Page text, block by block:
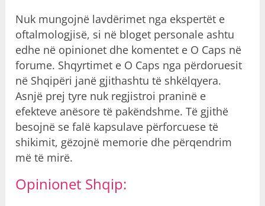
Nuk mungojnë lavdërimet nga ekspertët e
oftalmologjisë, si në bloget personale ashtu
edhe në opinionet dhe komentet e O Caps në
forume. Shqyrtimet e O Caps nga përdoruesit
në Shqipëri janë gjithashtu të shkëlqyera.
Asnjë prej tyre nuk regjistroi praninë e
efekteve anësore të pakëndshme. Të gjithë
besojnë se falë kapsulave përforcuese të
shikimit, gëzojnë memorie dhe përqendrim
më të mirë.
Opinionet Shqip: